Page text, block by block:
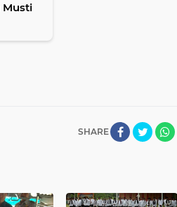
Musti
SHARE